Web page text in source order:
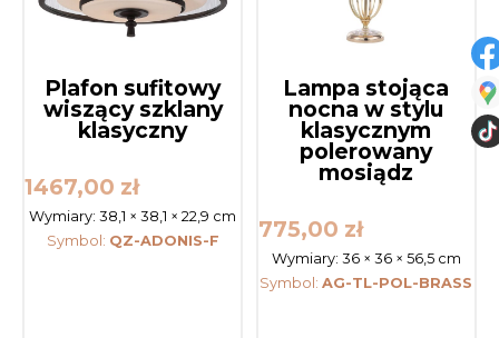
Plafon sufitowy
wiszący szklany
klasyczny
1467,00 zł
Wymiary:38,1 × 38,1 × 22,9 cm
Symbol: QZ-ADONIS-F
Lampa stojąca
nocna w stylu
klasycznym
polerowany
mosiądz
775,00 zł
Wymiary: 36 × 36 × 56,5 cm
Symbol:AG-TL-POL-BRASS